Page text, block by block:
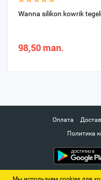
Wanna silikon kowrik
98,50 man.
Оплата
Политика